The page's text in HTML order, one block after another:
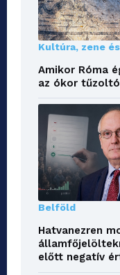
Kultúra, zene
Amikor Róma
az ókor
Belföld
Hatvanezren
előtt negatív